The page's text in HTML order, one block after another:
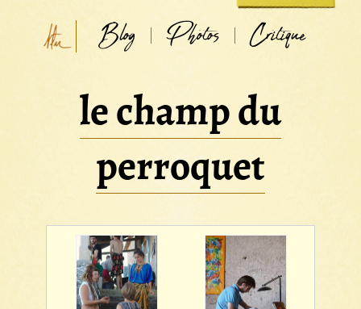
Blog Photos Critique
le champ du
perroquet